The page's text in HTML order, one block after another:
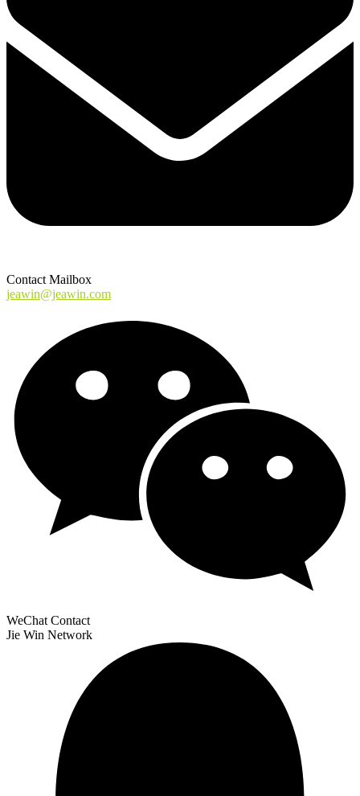
Contact Mailbox
jeawin@jeawin.com
WeChat Contact
Jie Win Network